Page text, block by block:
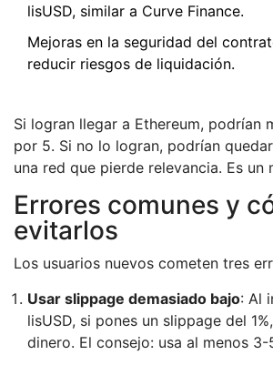
lisUSD, similar a Curve Finance.
Mejoras en la seguridad del
reducir riesgos de liquidación.
Si logran llegar a Ethereum, podrían
por 5. Si no lo logran, podrían
una red que pierde relevancia. Es un
Errores comunes y
evitarlos
Los usuarios nuevos cometen tres
Usar slippage demasiado bajo: Al
lisUSD, si pones un slippage del
dinero. El consejo: usa al menos 3-